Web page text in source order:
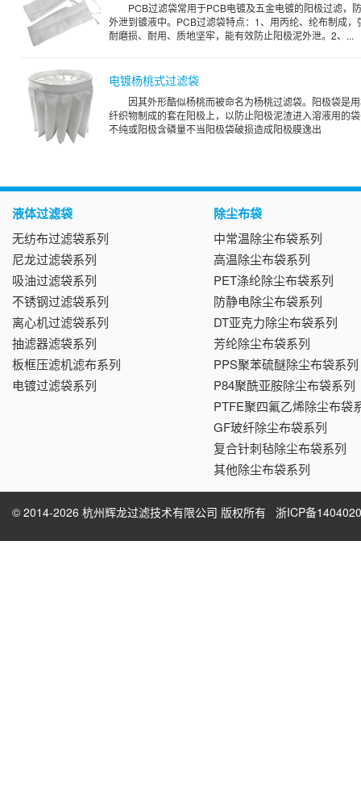
PCB过滤袋常用于PCB电镀及五金电镀的阳极过滤，
外泄到镀液中。PCB过滤袋特点：1、用丙纶、纶布制成，
耐磨损、耐用、质地坚牢，能有效防止阳极泥外泄。2、...
电镀杨桃式过滤袋
因其外形酷似杨桃而被命名为杨桃过滤袋。阳极袋是
纤织物制成的套在阳极上，以防止阳极泥渣进入溶液用的
不纯或阳极含磷量不当阳极袋破损造成阳极膜逸出
液体过滤袋
无纺布过滤袋系列
尼龙过滤袋系列
吸油过滤袋系列
不锈钢过滤袋系列
离心机过滤袋系列
抽滤器滤袋系列
板框压滤机滤布系列
电镀过滤袋系列
除尘布袋
中常温除尘布袋系列
高温除尘布袋系列
PET涤纶除尘布袋系列
防静电除尘布袋系列
DT亚克力除尘布袋系列
芳纶除尘布袋系列
PPS聚苯硫醚除尘布袋系列
P84聚酰亚胺除尘布袋系列
PTFE聚四氟乙烯除尘布袋
GF玻纤除尘布袋系列
复合针刺毡除尘布袋系列
其他除尘布袋系列
© 2014-2026 杭州辉龙过滤技术有限公司 版权所有 浙ICP备